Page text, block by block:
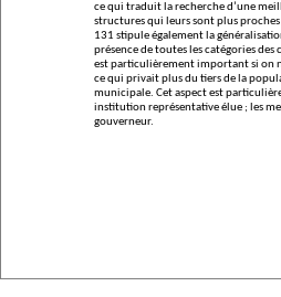
ce qui traduit la recherche d’une
structures qui leurs sont plus proches
131 stipule également la
présence de toutes les catégories
est particulièrement important si on
ce qui privait plus du tiers de la
municipale. Cet aspect est
institution représentative élue ; les
gouverneur.